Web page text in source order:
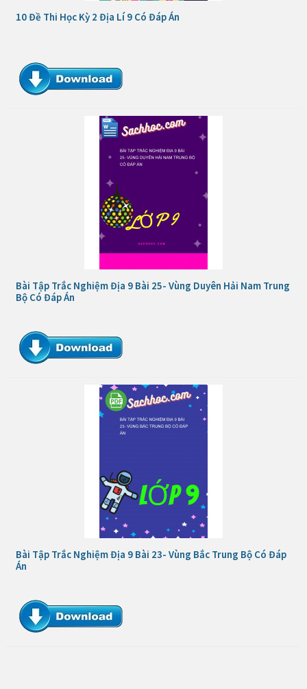
10 Đề Thi Học Kỳ 2 Địa Lí 9 Có Đáp Án
Bài Tập Trắc Nghiệm Địa 9 Bài 25- Vùng Duyên Hải Nam Trung
Bộ Có Đáp Án
Bài Tập Trắc Nghiệm Địa 9 Bài 23- Vùng Bắc Trung Bộ Có Đáp
Án